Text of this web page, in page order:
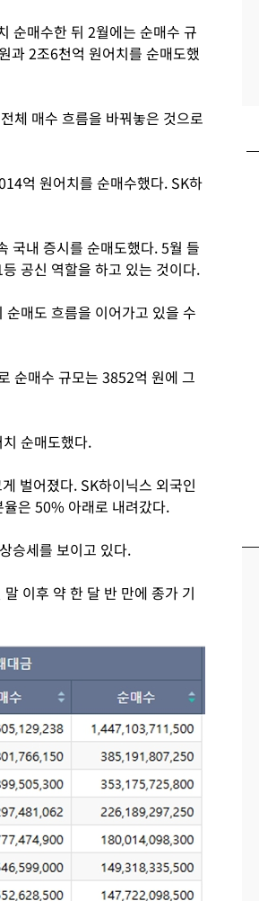
순매수한 뒤 2월에는 순매수 규
과 2조6천억 원어치를 순매도했
체 매수 흐름을 바꿔놓은 것으로
억 원어치를 순매수했다. SK하
국내 증시를 순매도했다. 5월 들
공신 역할을 하고 있는 것이다.
매도 흐름을 이어가고 있을 수
순매수 규모는 3852억 원에 그
순매도했다.
벌어졌다. SK하이닉스 외국인
은 50% 아래로 내려갔다.
승세를 보이고 있다.
이후 약 한 달 반 만에 종가 기